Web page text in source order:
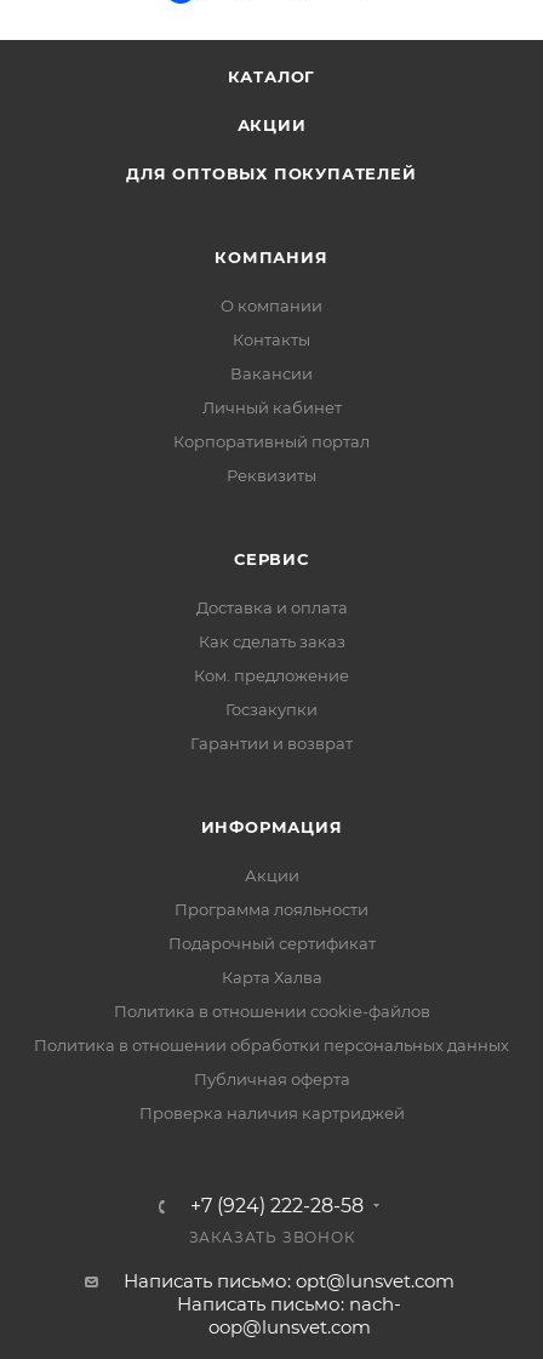
КАТАЛОГ
АКЦИИ
ДЛЯ ОПТОВЫХ ПОКУПАТЕЛЕЙ
КОМПАНИЯ
О компании
Контакты
Вакансии
Личный кабинет
Корпоративный портал
Реквизиты
СЕРВИС
Доставка и оплата
Как сделать заказ
Ком. предложение
Госзакупки
Гарантии и возврат
ИНФОРМАЦИЯ
Акции
Программа лояльности
Подарочный сертификат
Карта Халва
Политика в отношении cookie-файлов
Политика в отношении обработки персональных данных
Публичная оферта
Проверка наличия картриджей
+7 (924) 222-28-58
ЗАКАЗАТЬ ЗВОНОК
Написать письмо: opt@lunsvet.com
Написать письмо: nach-
oop@lunsvet.com